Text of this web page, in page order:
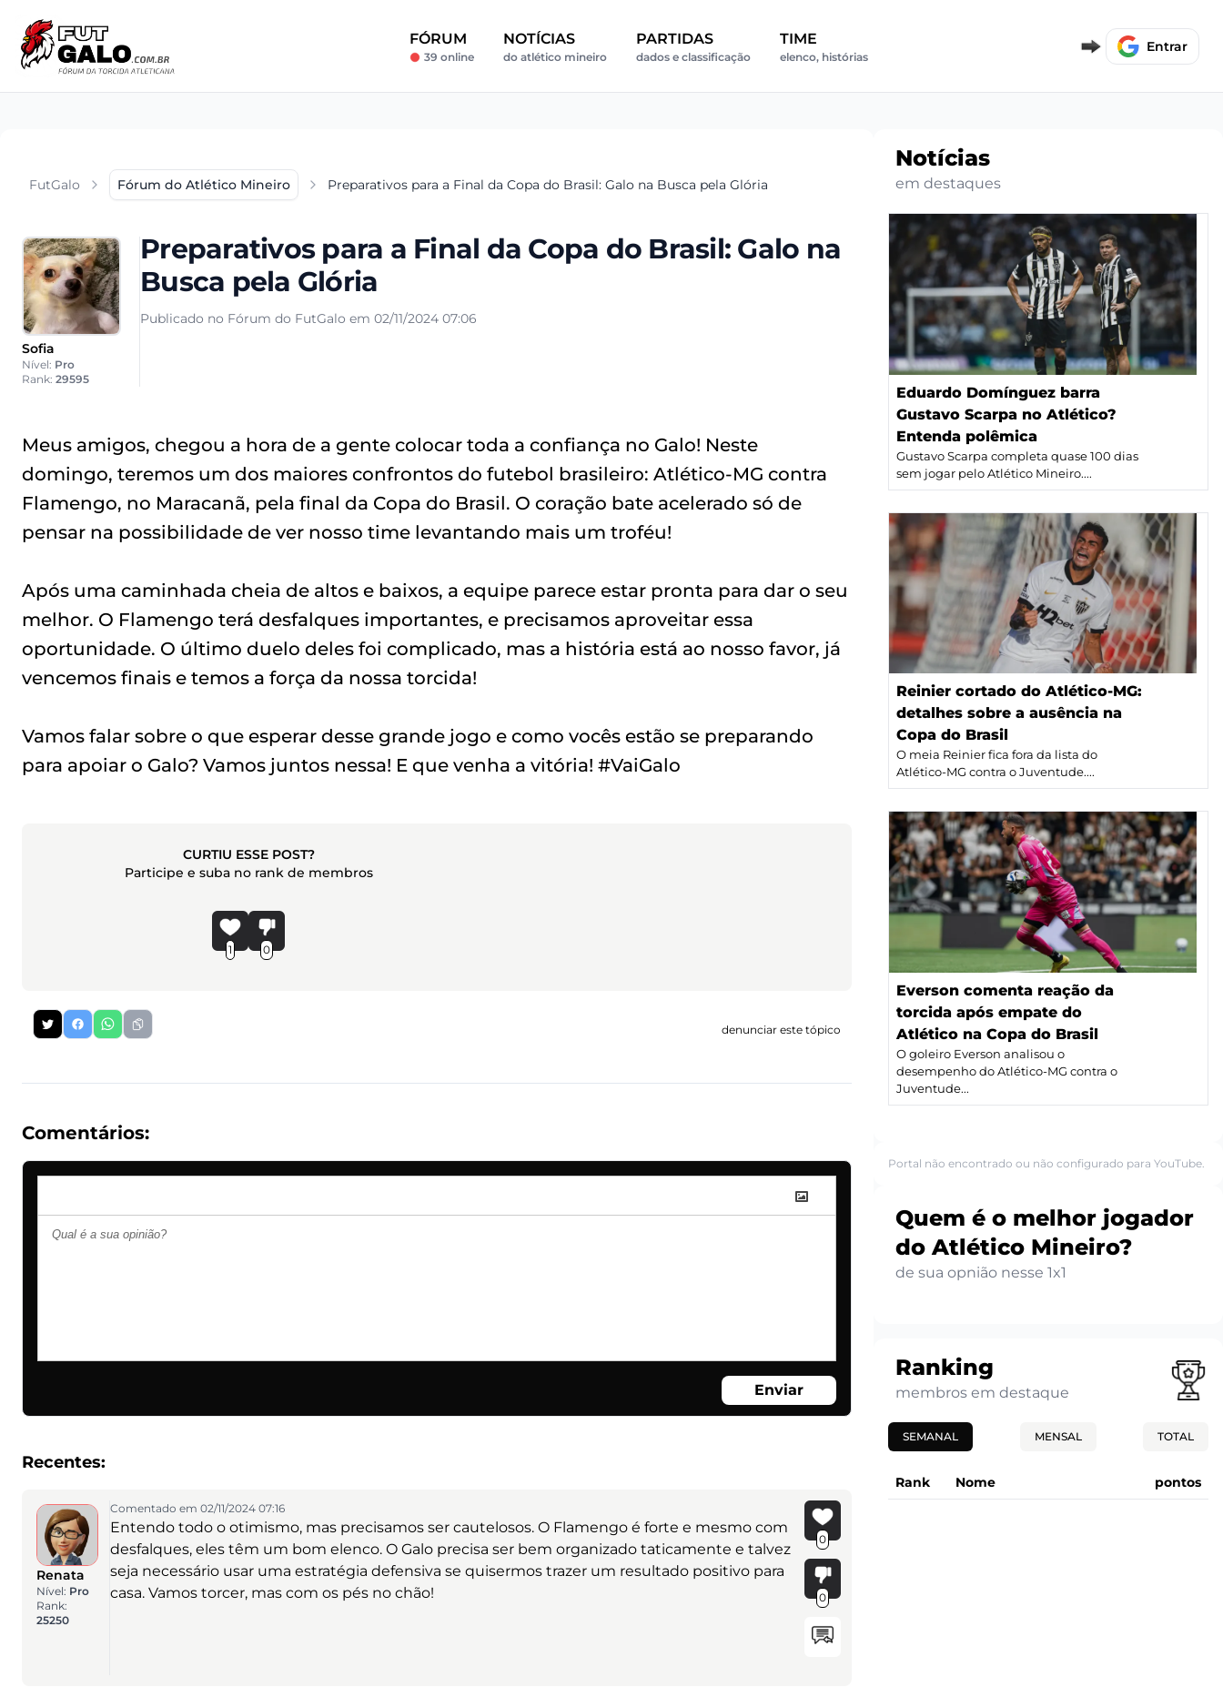
FÓRUM
39 online
NOTÍCIAS
do atlético mineiro
PARTIDAS
dados e classificação
TIME
elenco, histórias
Entrar
FutGalo Fórum do Atlético Mineiro Preparativos para a Final da Copa do Brasil: Galo na Busca pela Glória
Sofia
Nível: Pro
Rank: 29595
Preparativos para a Final da Copa do Brasil: Galo na
Busca pela Glória
Publicado no Fórum do FutGalo em 02/11/2024 07:06
Meus amigos, chegou a hora de a gente colocar toda a confiança no Galo! Neste
domingo, teremos um dos maiores confrontos do futebol brasileiro: Atlético-MG contra
Flamengo, no Maracanã, pela final da Copa do Brasil. O coração bate acelerado só de
pensar na possibilidade de ver nosso time levantando mais um troféu!
Após uma caminhada cheia de altos e baixos, a equipe parece estar pronta para dar o seu
melhor. O Flamengo terá desfalques importantes, e precisamos aproveitar essa
oportunidade. O último duelo deles foi complicado, mas a história está ao nosso favor, já
vencemos finais e temos a força da nossa torcida!
Vamos falar sobre o que esperar desse grande jogo e como vocês estão se preparando
para apoiar o Galo? Vamos juntos nessa! E que venha a vitória! #VaiGalo
CURTIU ESSE POST?
Participe e suba no rank de membros
1 0
denunciar este tópico
Comentários:
Enviar
Recentes:
Renata
Nível: Pro
Rank:
25250
Comentado em 02/11/2024 07:16
Entendo todo o otimismo, mas precisamos ser cautelosos. O Flamengo é forte e mesmo com
desfalques, eles têm um bom elenco. O Galo precisa ser bem organizado taticamente e talvez
seja necessário usar uma estratégia defensiva se quisermos trazer um resultado positivo para
casa. Vamos torcer, mas com os pés no chão!
0
0
Notícias
em destaques
Eduardo Domínguez barra
Gustavo Scarpa no Atlético?
Entenda polêmica
Gustavo Scarpa completa quase 100 dias
sem jogar pelo Atlético Mineiro....
Reinier cortado do Atlético-MG:
detalhes sobre a ausência na
Copa do Brasil
O meia Reinier fica fora da lista do
Atlético-MG contra o Juventude....
Everson comenta reação da
torcida após empate do
Atlético na Copa do Brasil
O goleiro Everson analisou o
desempenho do Atlético-MG contra o
Juventude...
Portal não encontrado ou não configurado para YouTube.
Quem é o melhor jogador
do Atlético Mineiro?
de sua opnião nesse 1x1
Ranking
membros em destaque
SEMANAL MENSAL TOTAL
Rank Nome pontos